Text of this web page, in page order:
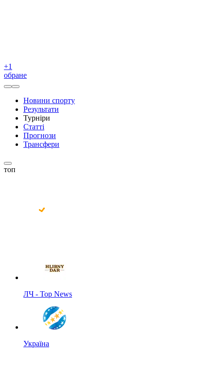
+1
обране
Новини спорту
Результати
Турніри
Статті
Прогнози
Трансфери
топ
ЛЧ - Top News
Україна